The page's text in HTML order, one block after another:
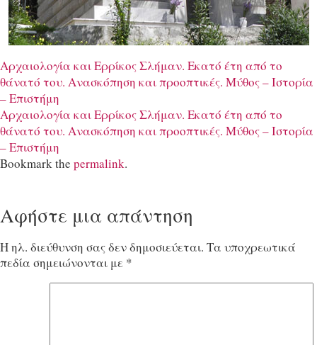
Αρχαιολογία και Ερρίκος Σλήμαν. Εκατό έτη από το
θάνατό του. Aνασκόπηση και προοπτικές. Μύθος – Ιστορία
– Επιστήμη
Αρχαιολογία και Ερρίκος Σλήμαν. Εκατό έτη από το
θάνατό του. Aνασκόπηση και προοπτικές. Μύθος – Ιστορία
– Επιστήμη
Bookmark the permalink.
Αφήστε μια απάντηση
Η ηλ. διεύθυνση σας δεν δημοσιεύεται. Τα υποχρεωτικά
πεδία σημειώνονται με *